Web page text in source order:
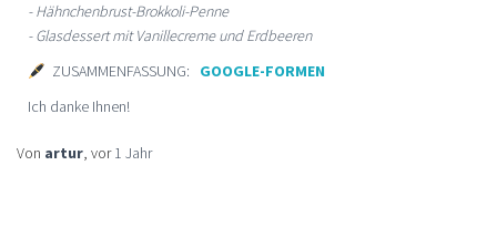
- Hähnchenbrust-Brokkoli-Penne
- Glasdessert mit Vanillecreme und Erdbeeren
ZUSAMMENFASSUNG: GOOGLE-FORMEN
Ich danke Ihnen!
Von artur, vor1 Jahr